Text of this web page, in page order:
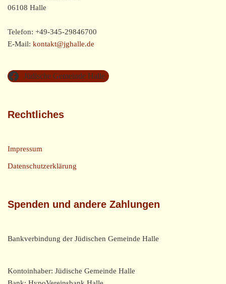
06108 Halle
Telefon: +49-345-29846700
E-Mail: kontakt@jghalle.de
Jüdische Gemeinde Halle
Rechtliches
Impressum
Datenschutzerklärung
Spenden und andere Zahlungen
Bankverbindung der Jüdischen Gemeinde Halle
Kontoinhaber: Jüdische Gemeinde Halle